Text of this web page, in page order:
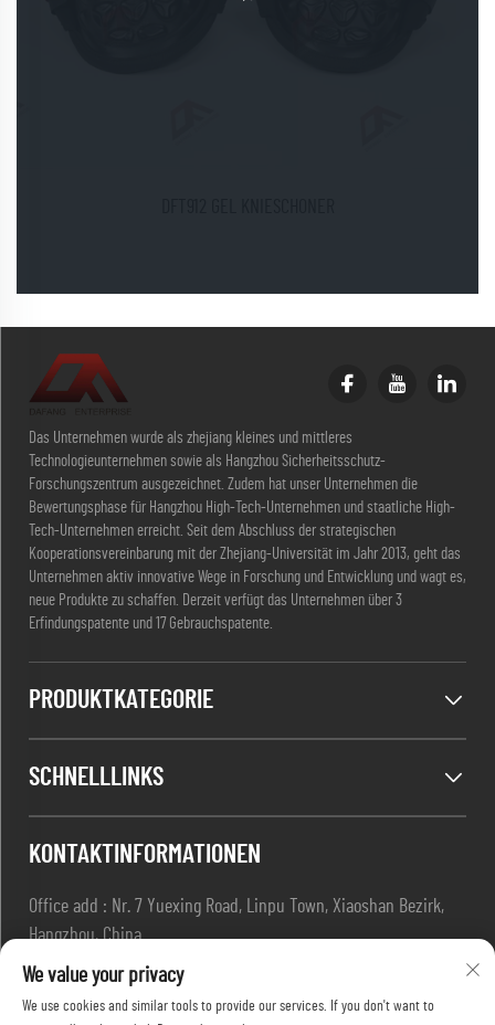
Das Unternehmen wurde als zhejiang kleines und mittleres
Technologieunternehmen sowie als Hangzhou Sicherheitsschutz-
Forschungszentrum ausgezeichnet. Zudem hat unser Unternehmen die
Bewertungsphase für Hangzhou High-Tech-Unternehmen und staatliche High-
Tech-Unternehmen erreicht. Seit dem Abschluss der strategischen
Kooperationsvereinbarung mit der Zhejiang-Universität im Jahr 2013, geht das
Unternehmen aktiv innovative Wege in Forschung und Entwicklung und wagt es,
neue Produkte zu schaffen. Derzeit verfügt das Unternehmen über 3
Erfindungspatente und 17 Gebrauchspatente.
PRODUKTKATEGORIE
SCHNELLLINKS
KONTAKTINFORMATIONEN
Office add : Nr. 7 Yuexing Road, Linpu Town, Xiaoshan Bezirk,
Hangzhou, China
E-Mail:
[email protected]
+86-13967169961
We value your privacy
We use cookies and similar tools to provide our services. If you don't want to